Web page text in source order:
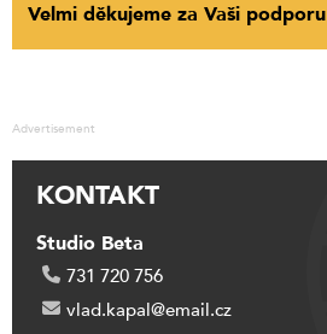
Velmi děkujeme za Vaši podporu
Advertisement
KONTAKT
Studio Beta
731 720 756
vlad.kapal@email.cz